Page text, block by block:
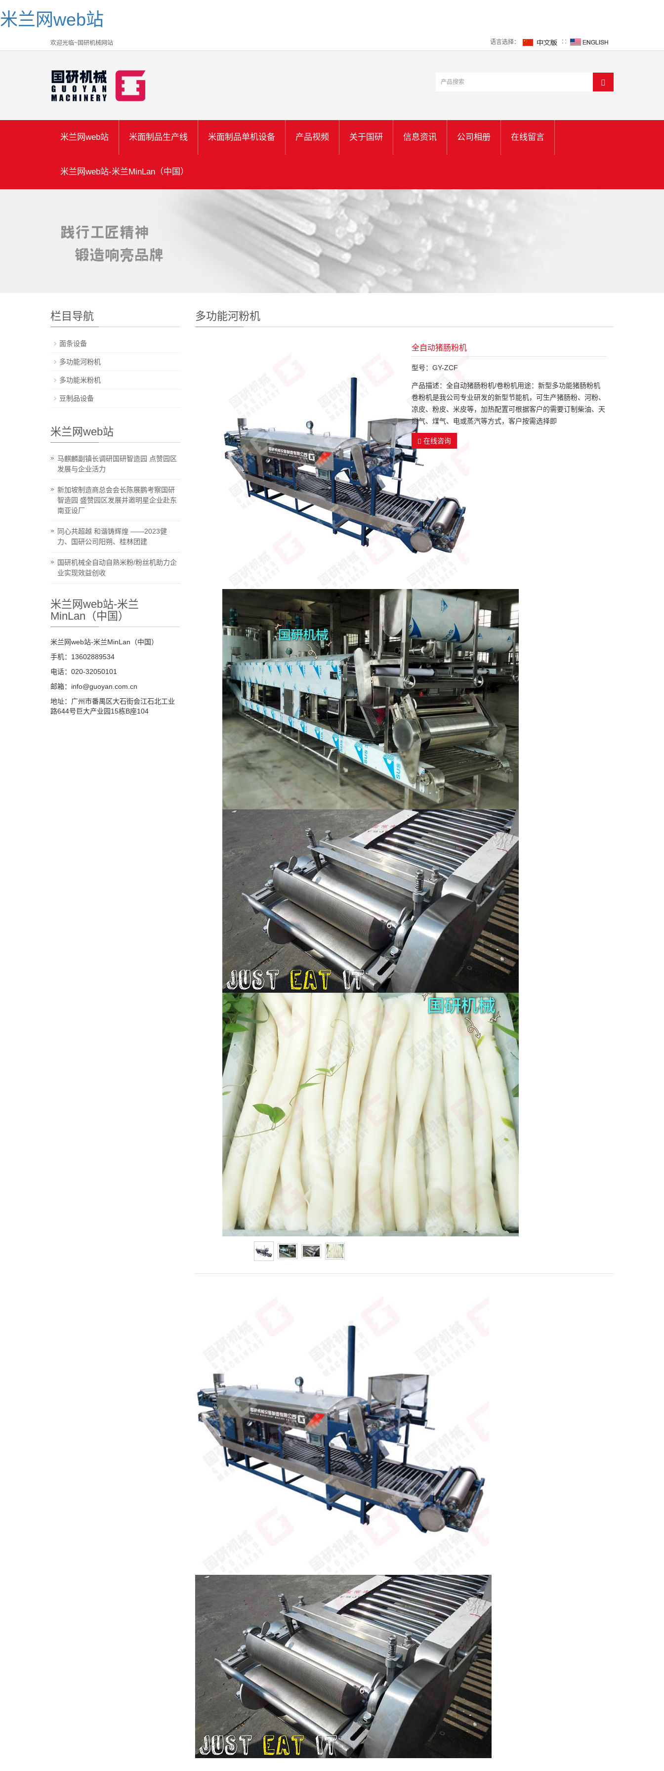
米兰网web站
欢迎光临~国研机械网站 语言选择： ∷
米兰网web站 米面制品生产线 米面制品单机设备 产品视频 关于国研 信息资讯 公司相册 在线留言
米兰网web站-米兰MinLan（中国）
多功能河粉机
全自动猪肠粉机
型号：GY-ZCF
产品描述：全自动猪肠粉机/卷粉机用途：新型多功能猪肠粉机
卷粉机是我公司专业研发的新型节能机，可生产猪肠粉、河粉、
凉皮、粉皮、米皮等，加热配置可根据客户的需要订制柴油、天
燃气、煤气、电或蒸汽等方式，客户按需选择即
在线咨询
栏目导航
面条设备
多功能河粉机
多功能米粉机
豆制品设备
米兰网web站
马麒麟副镇长调研国研智造园 点赞园区
发展与企业活力
新加坡制造商总会会长陈展鹏考察国研
智造园 盛赞园区发展并邀明星企业赴东
南亚设厂
同心共超越 和谐铸辉煌 ——2023健
力、国研公司阳朔、桂林团建
国研机械全自动自熟米粉/粉丝机助力企
业实现效益创收
米兰网web站-米兰
MinLan（中国）
米兰网web站-米兰MinLan（中国）
手机：13602889534
电话：020-32050101
邮箱：info@guoyan.com.cn
地址：广州市番禺区大石街会江石北工业
路644号巨大产业园15栋B座104